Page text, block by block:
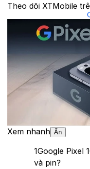
Theo dõi XTMobile
Xem nhanh Ẩn
1Google Pixel
và pin?